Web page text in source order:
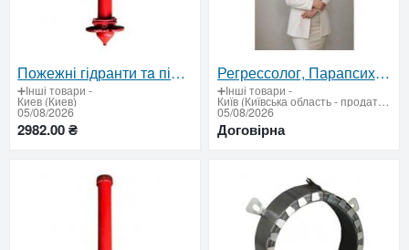
Пожежні гідранти тa підставки ГОСТ / ДСТУ — сертифіковане обладнання для пожежогасіння
➕Інші товари -
Киев (Киев)
05/08/2026
2982.00 ₴
Регрессолог, Парапсихолог, Гипнотерапевт, Гипноз
➕Інші товари -
Київ (Київська область - продати купити)
05/08/2026
Договірна